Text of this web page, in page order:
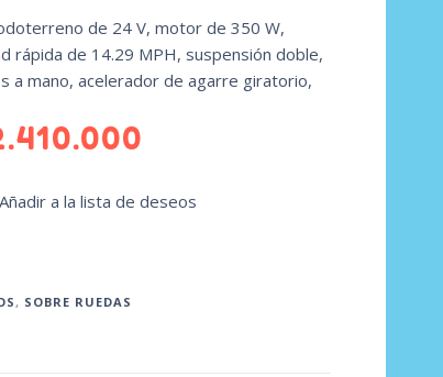
de 24 V, motor de 350 W,
rápida de 14.29 MPH, suspensión doble,
a mano, acelerador de agarre giratorio,
Añadir a la lista de deseos
, SOBRE RUEDAS